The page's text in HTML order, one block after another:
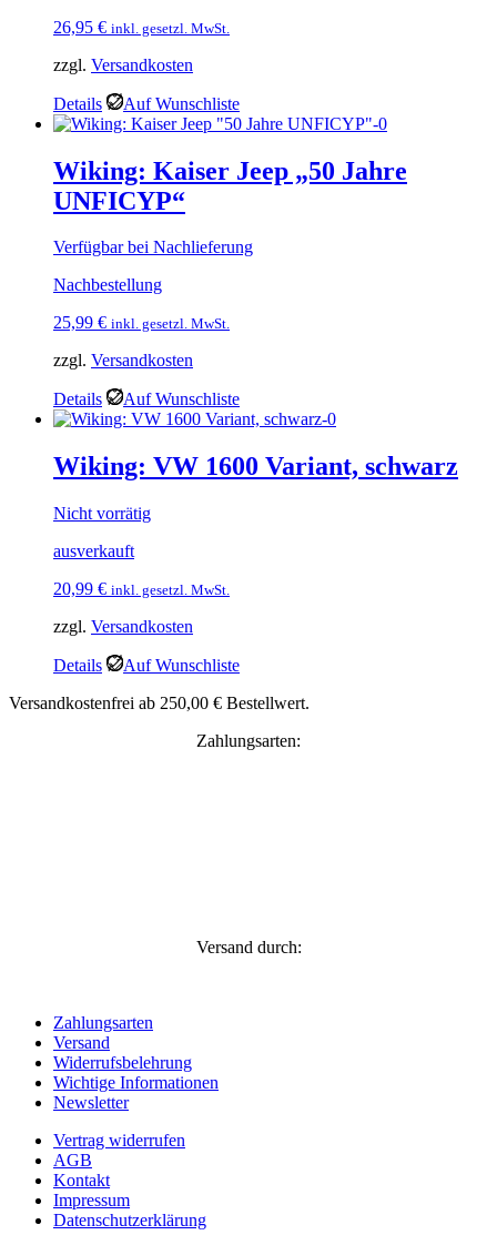
26,95 € inkl. gesetzl. MwSt.
zzgl. Versandkosten
Details Auf Wunschliste
Wiking: Kaiser Jeep „50 Jahre
UNFICYP“
Verfügbar bei Nachlieferung
Nachbestellung
25,99 € inkl. gesetzl. MwSt.
zzgl. Versandkosten
Details Auf Wunschliste
Wiking: VW 1600 Variant, schwarz
Nicht vorrätig
ausverkauft
20,99 € inkl. gesetzl. MwSt.
zzgl. Versandkosten
Details
Auf Wunschliste
Versandkostenfrei ab 250,00 € Bestellwert.
Zahlungsarten:
Versand durch:
Zahlungsarten
Versand
Widerrufsbelehrung
Wichtige Informationen
Newsletter
Vertrag widerrufen
AGB
Kontakt
Impressum
Datenschutzerklärung